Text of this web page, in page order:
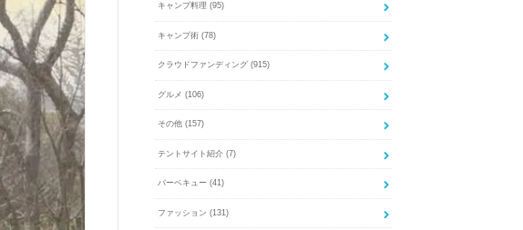
キャンプ料理 (95)
キャンプ術 (78)
クラウドファンディング (915)
グルメ (106)
その他 (157)
テントサイト紹介 (7)
バーベキュー (41)
ファッション (131)